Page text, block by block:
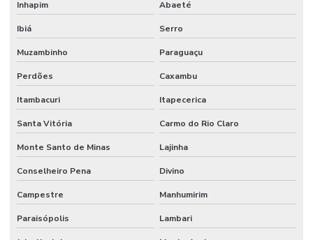
Reparo De Orbitrol Para Tratores E Empilhadeiras
Reparo Em Sistemas Hidráulicos
Retentor De Vedação
Serviço De Manutenção Hidráulica Em Minas Gerais
Serviços De Solda
Terminal De Direção Minas Gerais
Terminal Fêmea Hidráulico
Terminal Fêmea Jic 37 Graus
Terminal Fêmea Unf Jic 37 Graus
Inhapim Abaeté
Ibiá Serro
Muzambinho Paraguaçu
Perdões Caxambu
Itambacuri Itapecerica
Santa Vitória Carmo do Rio Claro
Monte Santo de Minas Lajinha
Conselheiro Pena Divino
Campestre Manhumirim
Paraisópolis Lambari